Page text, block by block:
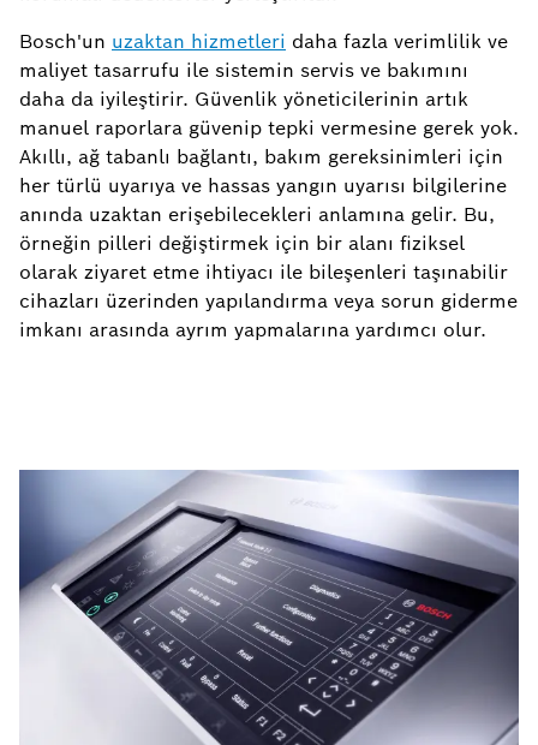
Bosch'un uzaktan hizmetleri daha fazla verimlilik ve
maliyet tasarrufu ile sistemin servis ve bakımını
daha da iyileştirir. Güvenlik yöneticilerinin artık
manuel raporlara güvenip tepki vermesine gerek yok.
Akıllı, ağ tabanlı bağlantı, bakım gereksinimleri için
her türlü uyarıya ve hassas yangın uyarısı bilgilerine
anında uzaktan erişebilecekleri anlamına gelir. Bu,
örneğin pilleri değiştirmek için bir alanı fiziksel
olarak ziyaret etme ihtiyacı ile bileşenleri taşınabilir
cihazları üzerinden yapılandırma veya sorun giderme
imkanı arasında ayrım yapmalarına yardımcı olur.